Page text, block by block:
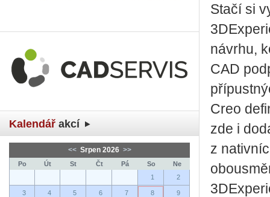
Kalendář akcí
<< Srpen 2026 >>
Po Út St Čt Pá So
Ne
1
2
3 4 5 6 7 8 9
Stačí si
návrhu,
CAD
Creo
zde i
z